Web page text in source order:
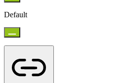
Default